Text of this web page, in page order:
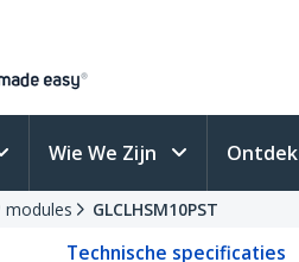
Wie We Zijn Ontdek
modules GLCLHSM10PST
Technische specificaties